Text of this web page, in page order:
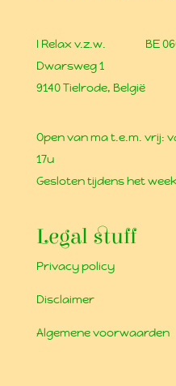
I Relax v.z.w.
Dwarsweg 1
9140 Tielrode, België
BE
Open van ma t.e.m. vrij:
17u
Gesloten tijdens het
Legal stuff
Privacy policy
Disclaimer
Algemene voorwaarden